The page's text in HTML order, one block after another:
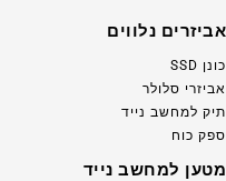
אביזרים נלווים
כונן SSD
אביזרי סלולר
תיק למחשב נייד
ספק כוח
מטען למחשב נייד